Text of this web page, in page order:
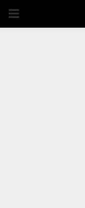
PRIMARY